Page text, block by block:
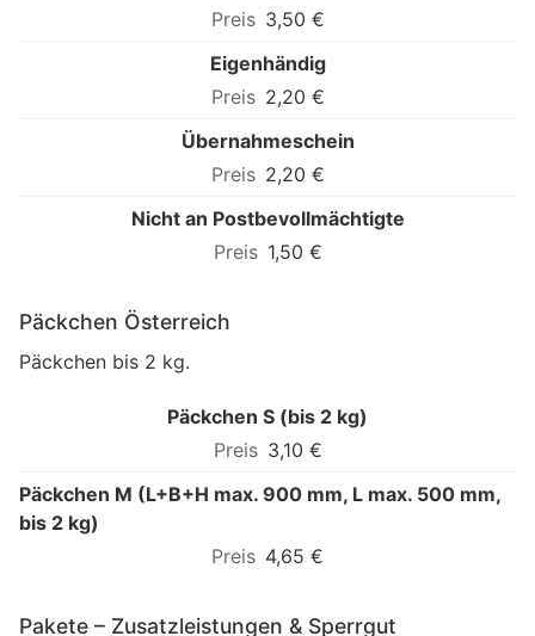
3,50 €
Eigenhändig
2,20 €
Übernahmeschein
2,20 €
Nicht an Postbevollmächtigte
1,50 €
Päckchen Österreich
Päckchen bis 2 kg.
Päckchen S (bis 2 kg)
3,10 €
Päckchen M (L+B+H max. 900 mm, L max. 500 mm,
bis 2 kg)
4,65 €
Pakete – Zusatzleistungen & Sperrgut